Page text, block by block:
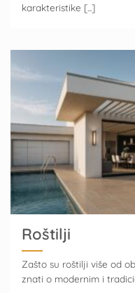
karakteristike [...]
Roštilji
Zašto su roštilji više od
znati o modernim i